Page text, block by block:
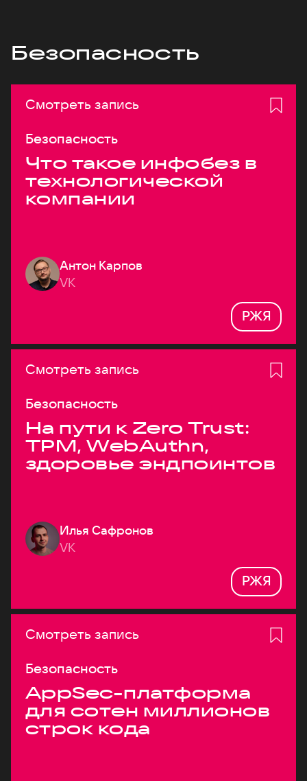
Безопасность
Смотреть запись
Безопасность
Что такое инфобез в
технологической
компании
Антон Карпов
VK
РЖЯ
Смотреть запись
Безопасность
На пути к Zero Trust:
TPM, WebAuthn,
здоровье эндпоинтов
Илья Сафронов
VK
РЖЯ
Смотреть запись
Безопасность
AppSec-платформа
для сотен миллионов
строк кода